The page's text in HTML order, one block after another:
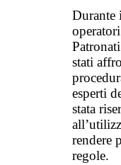
Durante
stati
esperti
stata
rendere
regole.